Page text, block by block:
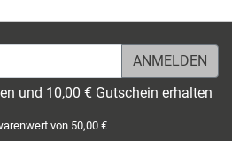
und 10,00 € Gutschein erhalten
von 50,00 €